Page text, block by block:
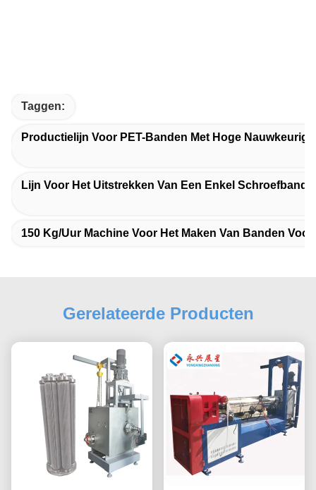
Taggen:
Productielijn Voor PET-Banden Met Hoge
Lijn Voor Het Uitstrekken Van Een Enkel Schroefband
150 Kg/uur Machine Voor Het Maken Van Banden
Gerelateerde Producten